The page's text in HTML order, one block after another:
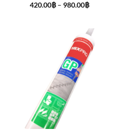
ให้คะแนน
420.00฿ – 980.00฿Price
980.00฿